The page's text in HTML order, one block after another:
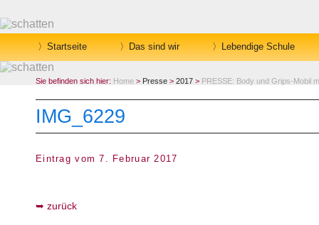
Startseite Das sind wir Lebendige Schule
Sie befinden sich hier: Home > Presse > 2017 > PRESSE: Body und Grips-Mobil
IMG_6229
Eintrag vom 7. Februar 2017
zurück